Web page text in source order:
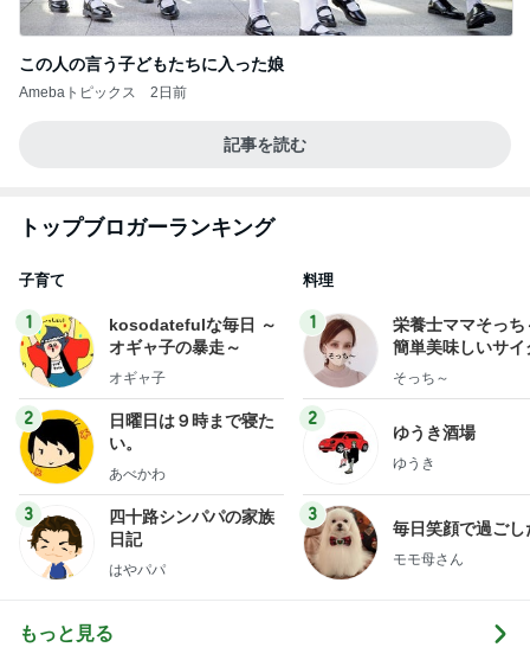
この人の言う子どもたちに入った娘
Amebaトピックス 2日前
記事を読む
トップブロガーランキング
子育て
1
kosodatefulな毎日 ～
オギャ子の暴走～
オギャ子
2
日曜日は９時まで寝た
い。
あべかわ
3
四十路シンパパの家族
日記
はやパパ
料理
1
栄養士ママそっち
簡単美味しいサイ
献立
そっち～
2
ゆうき酒場
ゆうき
3
毎日笑顔で過ごし
モモ母さん
もっと見る